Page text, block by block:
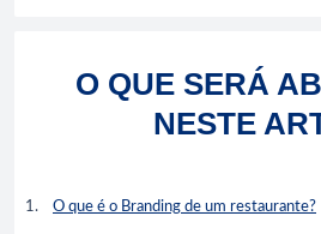
O QUE SERÁ
NESTE
O que é o Branding de um restaurante?